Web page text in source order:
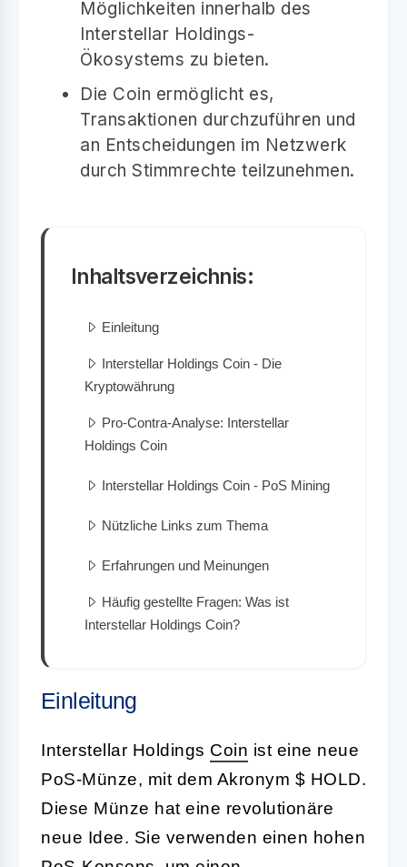
Möglichkeiten innerhalb des
Interstellar Holdings-
Ökosystems zu bieten.
Die Coin ermöglicht es,
Transaktionen durchzuführen und
an Entscheidungen im Netzwerk
durch Stimmrechte teilzunehmen.
Inhaltsverzeichnis:
Einleitung
Interstellar Holdings Coin - Die
Kryptowährung
Pro-Contra-Analyse: Interstellar
Holdings Coin
Interstellar Holdings Coin - PoS Mining
Nützliche Links zum Thema
Erfahrungen und Meinungen
Häufig gestellte Fragen: Was ist
Interstellar Holdings Coin?
Einleitung
Interstellar Holdings Coin ist eine neue
PoS-Münze, mit dem Akronym $ HOLD.
Diese Münze hat eine revolutionäre
neue Idee. Sie verwenden einen hohen